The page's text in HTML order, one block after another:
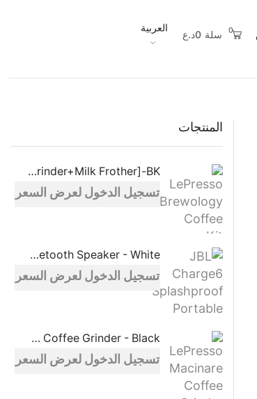
0 سلة 0د.ع
العربية
المنتجات
LePresso Brewology Coffee Kit [Espresso Maker+Rechargeable Grinder+Milk Frother]-BK
تسجيل الدخول لعرض السعر
JBL Charge6 Splashproof Portable Bluetooth Speaker - White
تسجيل الدخول لعرض السعر
LePresso Macinare Coffee Grinder - Black
تسجيل الدخول لعرض السعر